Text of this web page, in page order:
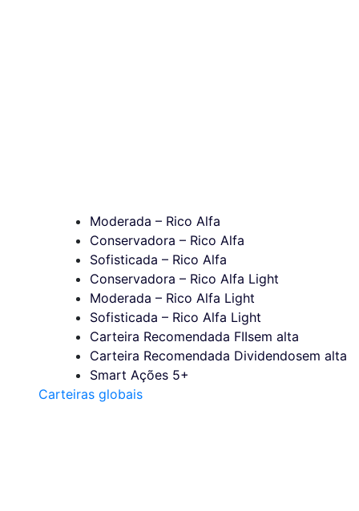
Moderada – Rico Alfa
Conservadora – Rico Alfa
Sofisticada – Rico Alfa
Conservadora – Rico Alfa Light
Moderada – Rico Alfa Light
Sofisticada – Rico Alfa Light
Carteira Recomendada FIIsem alta
Carteira Recomendada Dividendosem alta
Smart Ações 5+
Carteiras globais